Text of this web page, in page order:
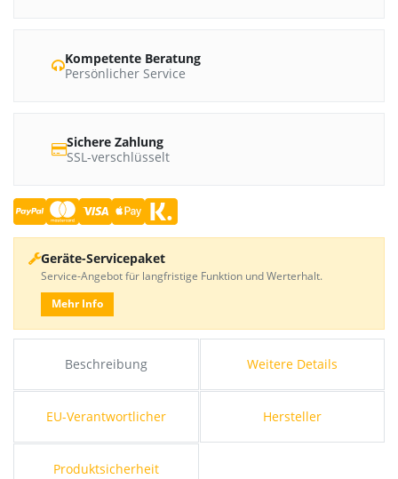
Beschreibung Weitere Details
EU-Verantwortlicher Hersteller
Produktsicherheit
Kompetente Beratung
Persönlicher Service
Sichere Zahlung
SSL-verschlüsselt
Geräte-Servicepaket
Service-Angebot für langfristige Funktion und Werterhalt.
Mehr Info